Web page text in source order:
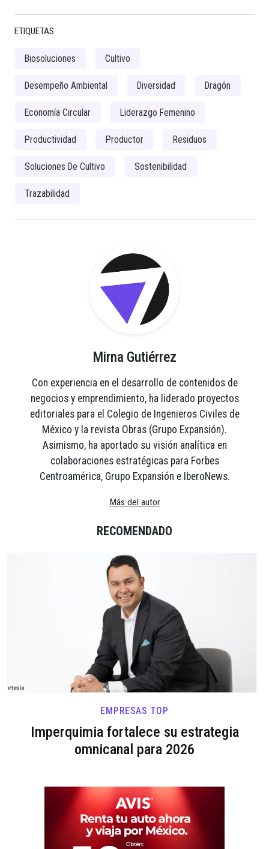
ETIQUETAS
Biosoluciones Cultivo
Desempeño Ambiental Diversidad Dragón
Economía Circular Liderazgo Femenino
Productividad Productor Residuos
Soluciones De Cultivo Sostenibilidad
Trazabilidad
Mirna Gutiérrez
Con experiencia en el desarrollo de contenidos de
negocios y emprendimiento, ha liderado proyectos
editoriales para el Colegio de Ingenieros Civiles de
México y la revista Obras (Grupo Expansión).
Asimismo, ha aportado su visión analítica en
colaboraciones estratégicas para Forbes
Centroamérica, Grupo Expansión e IberoNews.
Más del autor
RECOMENDADO
EMPRESAS TOP
Imperquimia fortalece su estrategia
omnicanal para 2026